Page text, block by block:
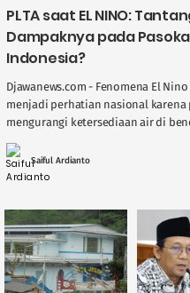
PLTA saat EL NINO:
Dampaknya pada
Indonesia?
Djawanews.com - Fenomena El
menjadi perhatian nasional karena
mengurangi ketersediaan air di
Pembangkit Listrik Tenaga Air ( ....
Saiful Ardianto